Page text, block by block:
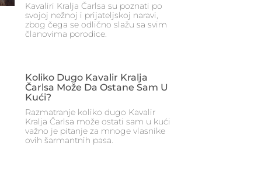
Kavaliri Kralja Čarlsa su poznati po
svojoj nežnoj i prijateljskoj naravi,
zbog čega se odlično slažu sa svim
članovima porodice.
Koliko Dugo Kavalir Kralja
Čarlsa Može Da Ostane Sam U
Kući?
Razmatranje koliko dugo Kavalir
Kralja Čarlsa može ostati sam u kući
važno je pitanje za mnoge vlasnike
ovih šarmantnih pasa.